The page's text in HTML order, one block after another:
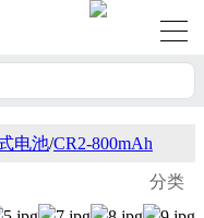
电池/CR2-800mAh
分类